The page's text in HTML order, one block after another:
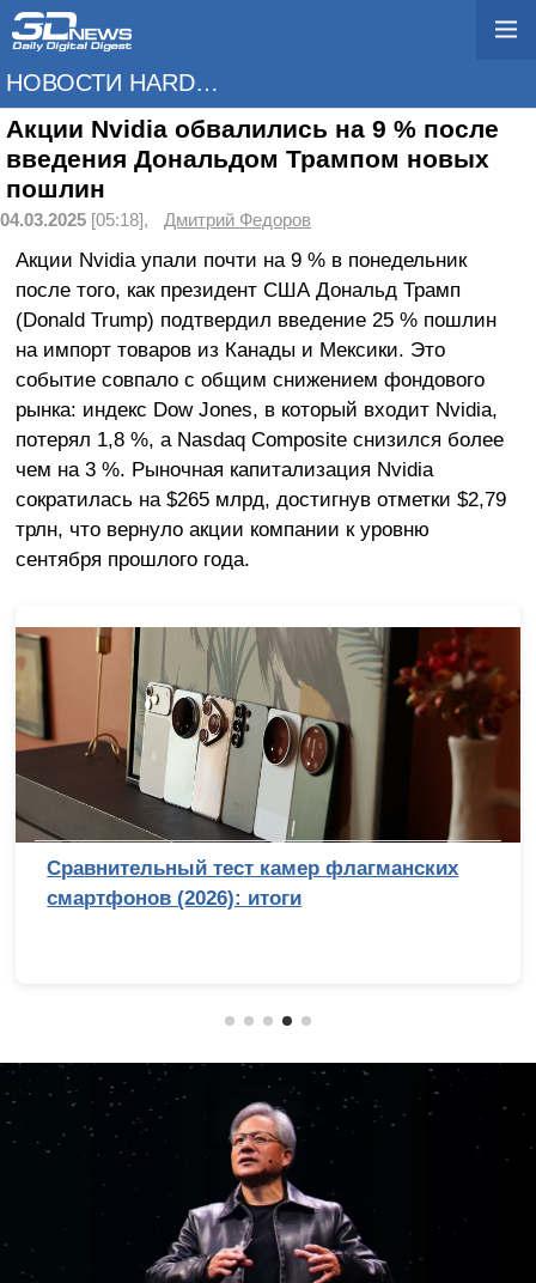
НОВОСТИ HARDWARE
Акции Nvidia обвалились на 9 % после
введения Дональдом Трампом новых
пошлин
04.03.2025 [05:18], Дмитрий Федоров
Акции Nvidia упали почти на 9 % в понедельник
после того, как президент США Дональд Трамп
(Donald Trump) подтвердил введение 25 % пошлин
на импорт товаров из Канады и Мексики. Это
событие совпало с общим снижением фондового
рынка: индекс Dow Jones, в который входит Nvidia,
потерял 1,8 %, а Nasdaq Composite снизился более
чем на 3 %. Рыночная капитализация Nvidia
сократилась на $265 млрд, достигнув отметки $2,79
трлн, что вернуло акции компании к уровню
сентября прошлого года.
Сравнительный тест камер флагманских
смартфонов (2026): итоги